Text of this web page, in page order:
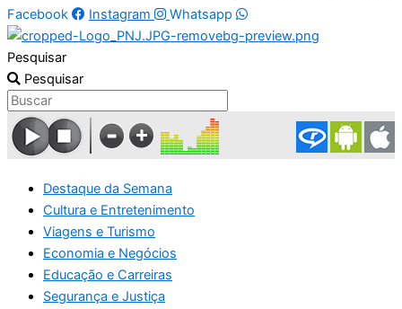
Facebook
Instagram Whatsapp
Pesquisar
Pesquisar
Destaque da Semana
Cultura e Entretenimento
Viagens e Turismo
Economia e Negócios
Educação e Carreiras
Segurança e Justiça